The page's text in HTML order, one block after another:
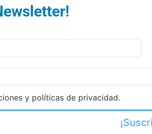
y políticas de privacidad.